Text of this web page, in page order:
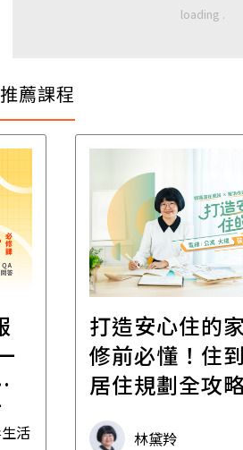
推薦課程
活
打造安心住的
修前必懂！住
居住規劃全攻
林黛羚